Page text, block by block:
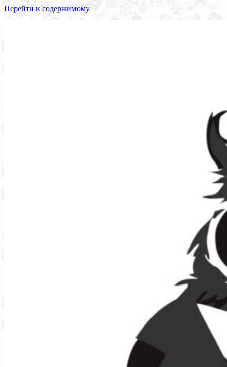
Перейти к содержимому